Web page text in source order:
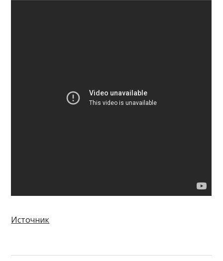
Источник